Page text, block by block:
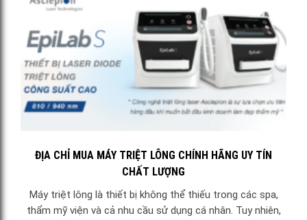
ĐỊA CHỈ MUA MÁY TRIỆT LÔNG CHÍNH HÃNG UY TÍN
CHẤT LƯỢNG
Máy triệt lông là thiết bị không thể thiếu trong các spa,
thẩm mỹ viện và cả nhu cầu sử dụng cá nhân. Tuy nhiên,